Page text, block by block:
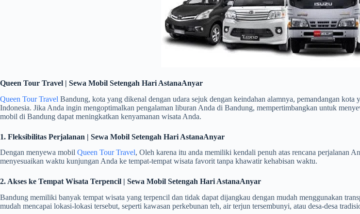
Queen Tour Travel | Sewa Mobil Setengah Hari AstanaAnyar
Queen Tour Travel Bandung, kota yang dikenal dengan udara sejuk dengan keindahan alamnya, pemandangan
Indonesia. Jika Anda ingin mengoptimalkan pengalaman liburan Anda di Bandung, mempertimbangkan untuk
mobil di Bandung dapat meningkatkan kenyamanan wisata Anda.
1. Fleksibilitas Perjalanan | Sewa Mobil Setengah Hari AstanaAnyar
Dengan menyewa mobil Queen Tour Travel, Oleh karena itu anda memiliki kendali penuh atas rencana perjalanan
menyesuaikan waktu kunjungan Anda ke tempat-tempat wisata favorit tanpa khawatir kehabisan waktu.
2. Akses ke Tempat Wisata Terpencil | Sewa Mobil Setengah Hari AstanaAnyar
Bandung memiliki banyak tempat wisata yang terpencil dan tidak dapat dijangkau dengan mudah menggunakan
mudah mencapai lokasi-lokasi tersebut, seperti kawasan perkebunan teh, air terjun tersembunyi, atau desa-desa